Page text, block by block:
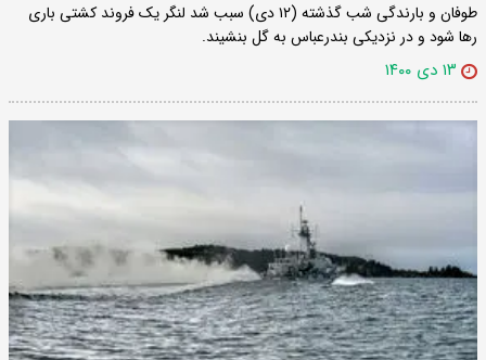
طوفان و بارندگی شب گذشته (۱۲ دی) سبب شد لنگر یک فروند کشتی باری
رها شود و در نزدیکی بندرعباس به گل بنشیند.
۱۳ دی ۱۴۰۰